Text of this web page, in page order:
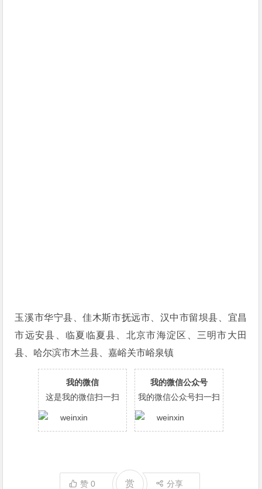
玉溪市华宁县、佳木斯市抚远市、汉中市留坝县、宜昌
市远安县、临夏临夏县、北京市海淀区、三明市大田
县、哈尔滨市木兰县、嘉峪关市峪泉镇
我的微信
这是我的微信扫一扫
我的微信公众号
我的微信公众号扫一扫
赞0 赏 分享